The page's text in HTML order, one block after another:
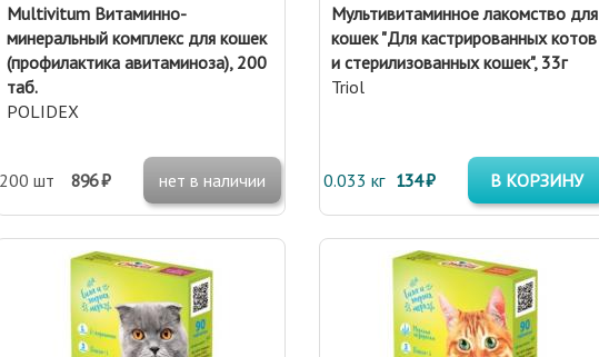
Multivitum Витаминно-
минеральный комплекс для кошек
(профилактика авитаминоза), 200
таб.
POLIDEX
200 шт 896 ₽ нет в наличии
Мультивитаминное лакомство для
кошек "Для кастрированных котов
и стерилизованных кошек", 33г
Triol
0.033 кг 134 ₽ В КОРЗИНУ